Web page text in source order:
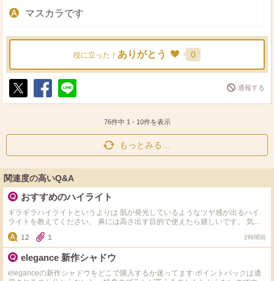
マスカラです
役に立った！ ありがとう 0
ポ
シ
送
通報する
76件中 1 - 10件を表示
もっとみる…
関連度の高いQ&A
おすすめのハイライト
ギラギラハイライトというよりは 肌が発光しているようなツヤ感が出るハイ
ライトを教えてください。 鼻には高さ出す目的で使えたら嬉しいです。 気に
なってるのは以下の4つです。 ・Dior ディオールスキン フォーエヴァー グロ
ウ マキシマイザー ・Dior ディオールスキン フォーエヴァー グロウ マキシマ
イザー ・Diorバックステージ グロウ マキシマイザー パレット ・NARSライト
リフレクティング ルミナイジングスティック ・
12 1 2時間前
elegance 新作シャドウ
eleganceの新作シャドウをどこで購入するか迷ってます ポイントバックは適